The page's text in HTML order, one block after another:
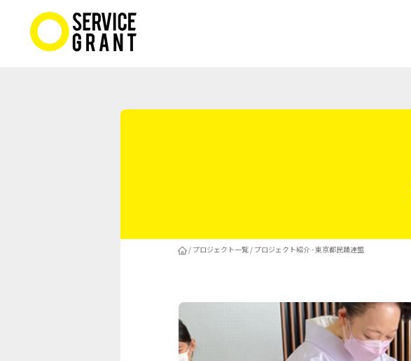
/ プロジェクト一覧 / プロジェクト紹介 - 東京都民踊連盟